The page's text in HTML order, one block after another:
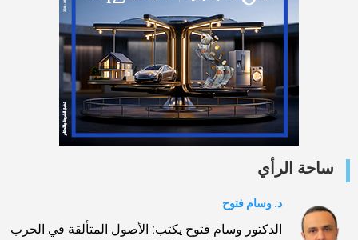
ساحة الرأي
د. وسام فتوح
الدكتور وسام فتوح يكتب: الأصول المتألقة في الحرب